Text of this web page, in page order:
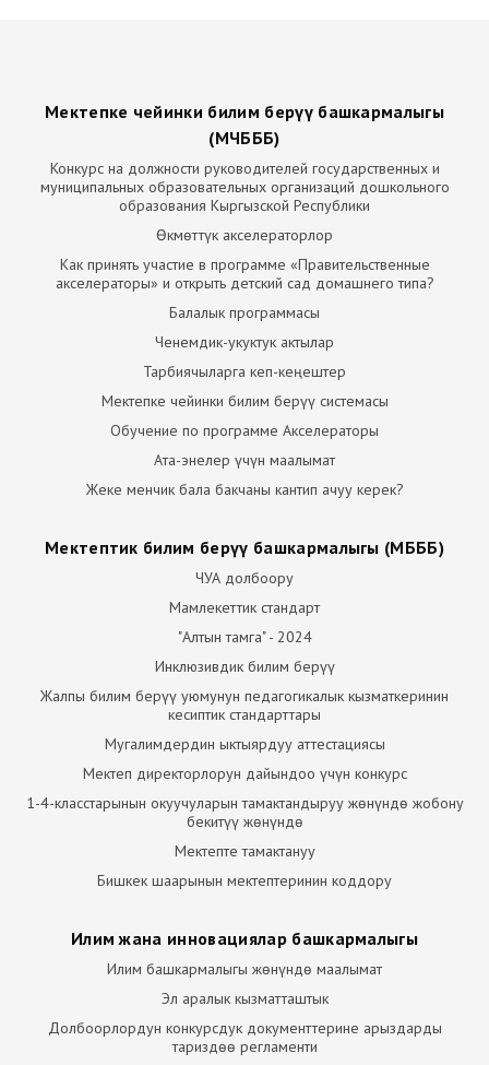
Мектепке чейинки билим берүү башкармалыгы
(МЧБББ)
Конкурс на должности руководителей государственных и
муниципальных образовательных организаций дошкольного
образования Кыргызской Республики
Өкмөттүк акселераторлор
Как принять участие в программе «Правительственные
акселераторы» и открыть детский сад домашнего типа?
Балалык программасы
Ченемдик-укуктук актылар
Тарбиячыларга кеп-кеңештер
Мектепке чейинки билим берүү системасы
Обучение по программе Акселераторы
Ата-энелер үчүн маалымат
Жеке менчик бала бакчаны кантип ачуу керек?
Мектептик билим берүү башкармалыгы (МБББ)
ЧУА долбоору
Мамлекеттик стандарт
"Алтын тамга" - 2024
Инклюзивдик билим берүү
Жалпы билим берүү уюмунун педагогикалык кызматкеринин
кесиптик стандарттары
Мугалимдердин ыктыярдуу аттестациясы
Мектеп директорлорун дайындоо үчүн конкурс
1-4-класстарынын окуучуларын тамактандыруу жөнүндө жобону
бекитүү жөнүндө
Мектепте тамактануу
Бишкек шаарынын мектептеринин коддору
Илим жана инновациялар башкармалыгы
Илим башкармалыгы жөнүндө маалымат
Эл аралык кызматташтык
Долбоорлордун конкурсдук документтерине арыздарды
тариздөө регламенти